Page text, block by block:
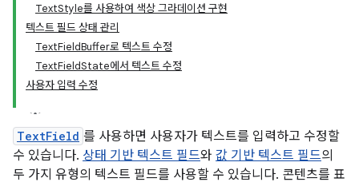
TextStyle를 사용하여 색상 그라데이션 구현
텍스트 필드 상태 관리
TextFieldBuffer로 텍스트 수정
TextFieldState에서 텍스트 수정
사용자 입력 수정
TextField 를 사용하면 사용자가 텍스트를 입력하고 수정할
수 있습니다. 상태 기반 텍스트 필드와 값 기반 텍스트 필드의
두 가지 유형의 텍스트 필드를 사용할 수 있습니다. 콘텐츠를 표